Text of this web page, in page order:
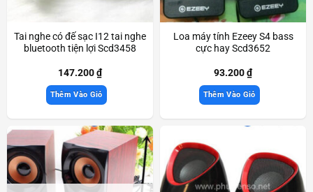
Tai nghe có đế sạc I12 tai nghe
bluetooth tiện lợi Scd3458
147.200₫
Thêm Vào Giỏ
Loa máy tính Ezeey S4 bass
cực hay Scd3652
93.200₫
Thêm Vào Giỏ